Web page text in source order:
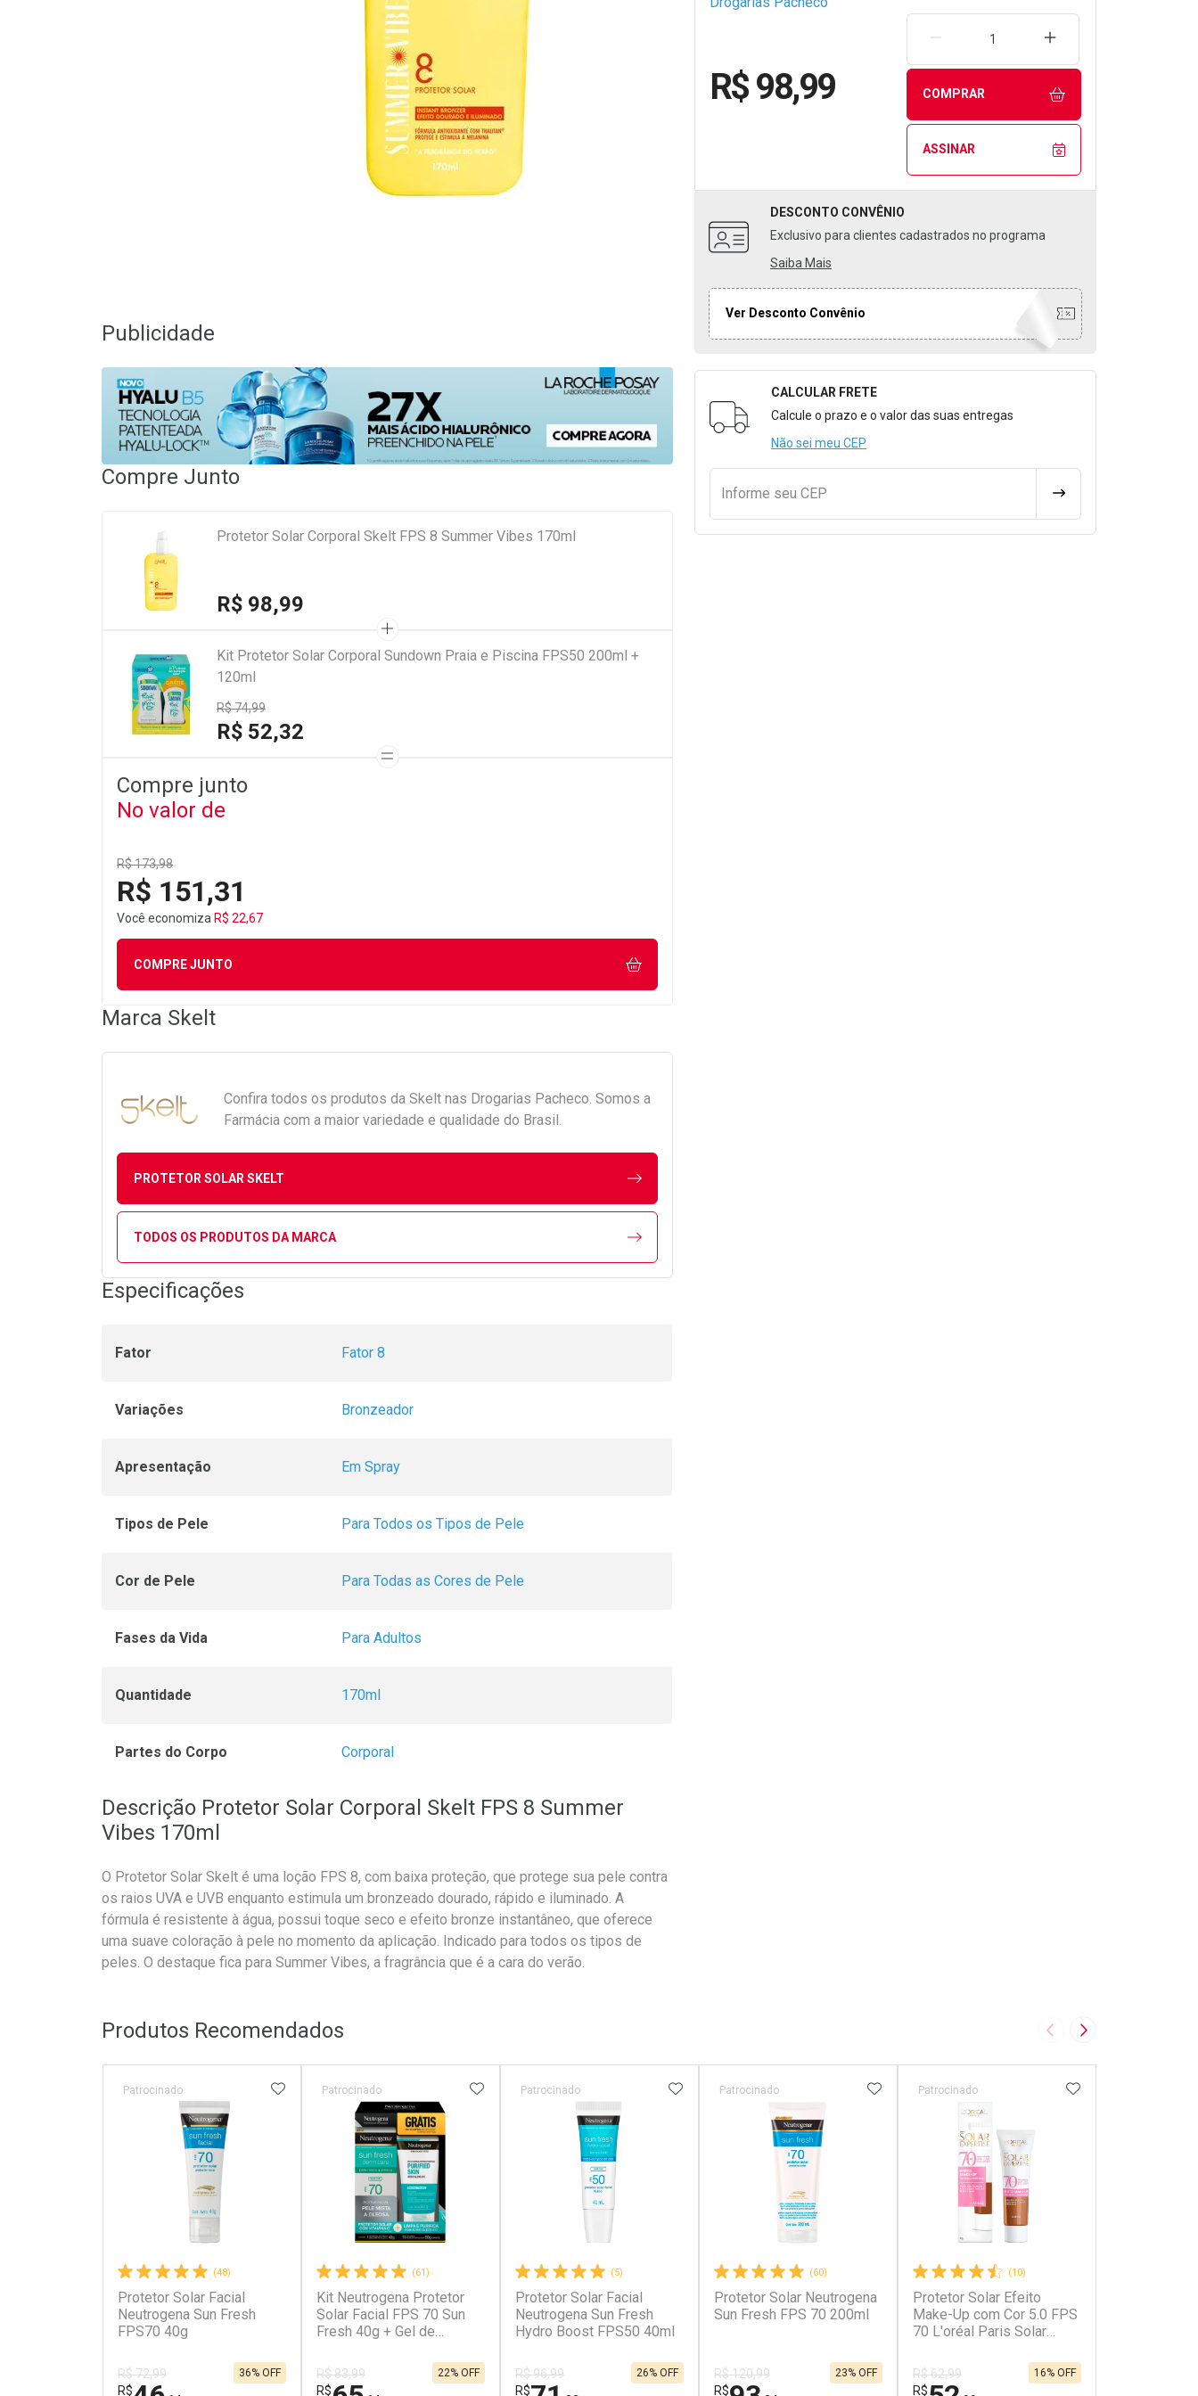
R$ 98,99
REMOVER UMA UNIDADEAUMENTAR UMA
COMPRAR
ASSINAR
DESCONTO CONVÊNIO
Exclusivo para clientes cadastrados no programa
Saiba Mais
Ver Desconto Convênio
Formulário para Calcular o Frete
CALCULAR FRETE
Calcule o prazo e o valor das suas entregas
Não sei meu CEP
Informe seu CEP CALCULAR FRETE
Publicidade
Compre Junto
Protetor Solar Corporal Skelt FPS 8 Summer Vibes 170ml
R$ 98,99
Kit Protetor Solar Corporal Sundown Praia e Piscina FPS50 200ml +
120ml
R$ 74,99
R$ 52,32
Compre junto
No valor de
R$ 173,98
R$ 151,31
Você economiza R$ 22,67
COMPRE JUNTO
Marca Skelt
Confira todos os produtos da Skelt nas Drogarias Pacheco. Somos a
Farmácia com a maior variedade e qualidade do Brasil.
PROTETOR SOLAR SKELT
TODOS OS PRODUTOS DA MARCA
Especificações
Fator Fator 8
Variações Bronzeador
Apresentação Em Spray
Tipos de Pele Para Todos os Tipos de Pele
Cor de Pele Para Todas as Cores de Pele
Fases da Vida Para Adultos
Quantidade 170ml
Partes do Corpo Corporal
Descrição Protetor Solar Corporal Skelt FPS 8 Summer
Vibes 170ml
O Protetor Solar Skelt é uma loção FPS 8, com baixa proteção, que protege sua pele contra
os raios UVA e UVB enquanto estimula um bronzeado dourado, rápido e iluminado. A
fórmula é resistente à água, possui toque seco e efeito bronze instantâneo, que oferece
uma suave coloração à pele no momento da aplicação. Indicado para todos os tipos de
peles. O destaque fica para Summer Vibes, a fragrância que é a cara do verão.
Produtos Recomendados Imagem Anterior
Próxima Imagem
(48)
Protetor Solar Facial
Neutrogena Sun Fresh
FPS70 40g
Patrocinado
R$ 72,99
R$
36% OFF
ADICIONAR AOS FAVORITOS
(61)
Kit Neutrogena Protetor
Solar Facial FPS 70 Sun
Fresh 40g + Gel de
Pele Oleosa 60g
Patrocinado
R$ 83,99
R$
22% OFF
ADICIONAR AOS FAVORITOS
(5)
Protetor Solar Facial
Neutrogena Sun Fresh
Hydro Boost FPS50 40ml
Patrocinado
R$ 96,99
R$
26% OFF
ADICIONAR AOS FAVORITOS
(60)
Protetor Solar Neutrogena
Sun Fresh FPS 70 200ml
Patrocinado
R$ 120,99
R$
23% OFF
ADICIONAR AOS FAVORITOS
(10)
Protetor Solar Efeito
Make-Up com Cor 5.0 FPS
70 L'oréal Paris Solar
Patrocinado
R$ 62,99
R$
16% OFF
ADICIONAR AOS